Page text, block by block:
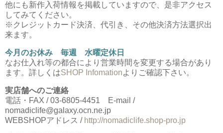
他にも新作入荷情報を掲載していますので、是非アクセス
してみてください。
※クレジットカード決済、代引き、その他決済方法選択出
来ます。
今月のお休み 毎週 水曜定休日
なお仕入れ等の都合により営業時間を変更する場合があり
ます。詳しくはSHOP Infomationよりご確認下さい。
実店舗へのご連絡
電話・FAX / 03-6805-4451 E-mail /
nomadiclife@galaxy.ocn.ne.jp
WEBSHOPアドレス / http://nomadiclife.shop-pro.jp